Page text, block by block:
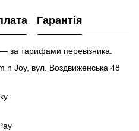
Гарантія
за тарифами перевізника.
n Joy, вул. Воздвиженська 48